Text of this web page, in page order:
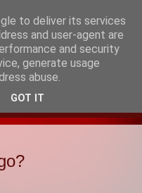
del
de la
to deliver its services
and user-agent are
and security
generate usage
abuse.
GOT IT